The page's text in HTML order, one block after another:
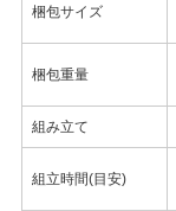
梱包サイズ
梱包重量
組み立て
組立時間(目安)